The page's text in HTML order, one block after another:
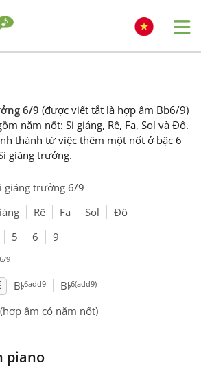
6/9 (được viết tắt là hợp âm Bb6/9)
năm nốt: Si giáng, Rê, Fa, Sol và Đô.
thành từ việc thêm một nốt ở bậc 6
giáng trưởng.
giáng trưởng 6/9
Rê Fa Sol Đô
5 6 9
6/9
B♭6add9 B♭6(add9)
âm có năm nốt)
piano